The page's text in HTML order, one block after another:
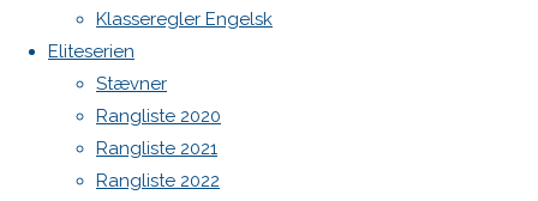
Klasseregler Engelsk
Eliteserien
Stævner
Rangliste 2020
Rangliste 2021
Rangliste 2022
– billede
hjemmeside
hjemmeside
Full
1463 × 943
WordPress.org